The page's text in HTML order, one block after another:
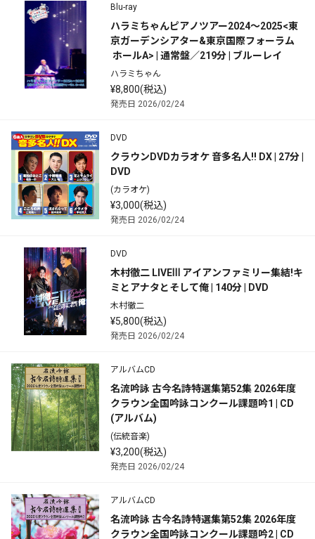
Blu-ray
ハラミちゃんピアノツアー2024～2025<東
京ガーデンシアター&東京国際フォーラム
ホールA> | 通常盤／219分 | ブルーレイ
ハラミちゃん
¥8,800(税込)
発売日 2026/02/24
DVD
クラウンDVDカラオケ 音多名人!! DX | 27分 |
DVD
(カラオケ)
¥3,000(税込)
発売日 2026/02/24
DVD
木村徹二 LIVEⅢ アイアンファミリー集結!キ
ミとアナタとそして俺 | 140分 | DVD
木村徹二
¥5,800(税込)
発売日 2026/02/24
アルバムCD
名流吟詠 古今名詩特選集第52集 2026年度
クラウン全国吟詠コンクール課題吟1 | CD
(アルバム)
(伝統音楽)
¥3,200(税込)
発売日 2026/02/24
アルバムCD
名流吟詠 古今名詩特選集第52集 2026年度
クラウン全国吟詠コンクール課題吟2 | CD